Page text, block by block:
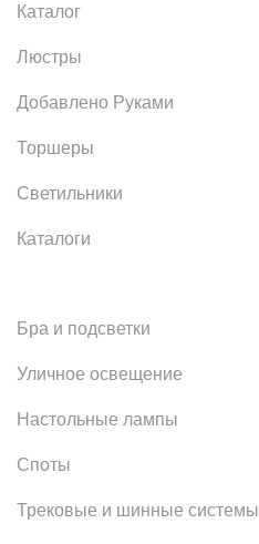
Каталог
Люстры
Добавлено Руками
Торшеры
Светильники
Каталоги
Бра и подсветки
Уличное освещение
Настольные лампы
Споты
Трековые и шинные системы